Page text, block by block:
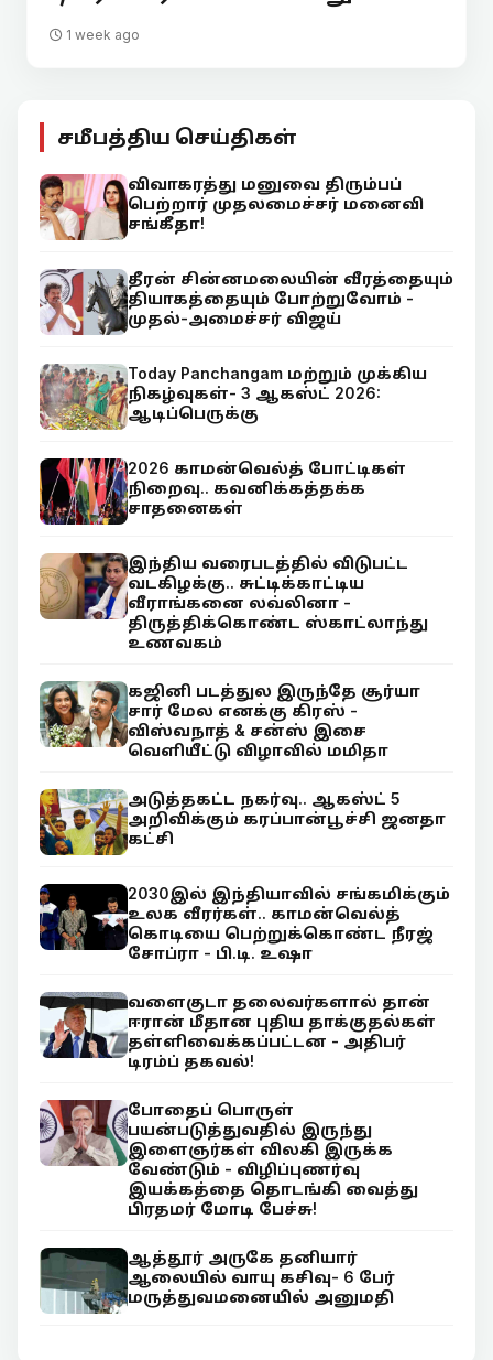
1 week ago
சமீபத்திய செய்திகள்
விவாகரத்து மனுவை திரும்பப்
பெற்றார் முதலமைச்சர் மனைவி
சங்கீதா!
தீரன் சின்னமலையின் வீரத்தையும்
தியாகத்தையும் போற்றுவோம் -
முதல்-அமைச்சர் விஜய்
Today Panchangam மற்றும் முக்கிய
நிகழ்வுகள்- 3 ஆகஸ்ட் 2026:
ஆடிப்பெருக்கு
2026 காமன்வெல்த் போட்டிகள்
நிறைவு.. கவனிக்கத்தக்க
சாதனைகள்
இந்திய வரைபடத்தில் விடுபட்ட
வடகிழக்கு.. சுட்டிக்காட்டிய
வீராங்கனை லவ்லினா -
திருத்திக்கொண்ட ஸ்காட்லாந்து
உணவகம்
கஜினி படத்துல இருந்தே சூர்யா
சார் மேல எனக்கு கிரஸ் -
விஸ்வநாத் & சன்ஸ் இசை
வெளியீட்டு விழாவில் மமிதா
அடுத்தகட்ட நகர்வு.. ஆகஸ்ட் 5
அறிவிக்கும் கரப்பான்பூச்சி ஜனதா
கட்சி
2030இல் இந்தியாவில் சங்கமிக்கும்
உலக வீரர்கள்.. காமன்வெல்த்
கொடியை பெற்றுக்கொண்ட நீரஜ்
சோப்ரா - பி.டி. உஷா
வளைகுடா தலைவர்களால் தான்
ஈரான் மீதான புதிய தாக்குதல்கள்
தள்ளிவைக்கப்பட்டன - அதிபர்
டிரம்ப் தகவல்!
போதைப் பொருள்
பயன்படுத்துவதில் இருந்து
இளைஞர்கள் விலகி இருக்க
வேண்டும் - விழிப்புணர்வு
இயக்கத்தை தொடங்கி வைத்து
பிரதமர் மோடி பேச்சு!
ஆத்தூர் அருகே தனியார்
ஆலையில் வாயு கசிவு- 6 பேர்
மருத்துவமனையில் அனுமதி